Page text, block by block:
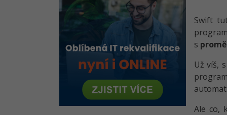
Swift
s
Už víš,
Ale co,